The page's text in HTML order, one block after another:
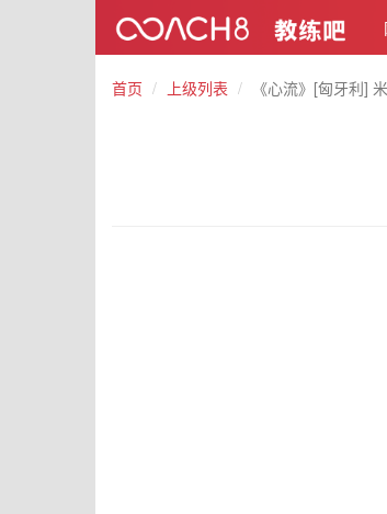
首页 上级列表 《心流》[匈牙利]